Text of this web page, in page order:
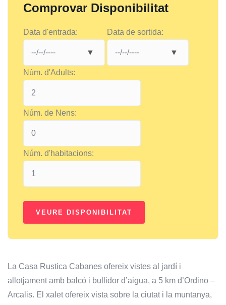
Comprovar Disponibilitat
Data d'entrada: Data de sortida:
Núm. d'Adults:
Núm. de Nens:
Núm. d'habitacions:
La Casa Rustica Cabanes ofereix vistes al jardí i
allotjament amb balcó i bullidor d’aigua, a 5 km d’Ordino –
Arcalis. El xalet ofereix vista sobre la ciutat i la muntanya,